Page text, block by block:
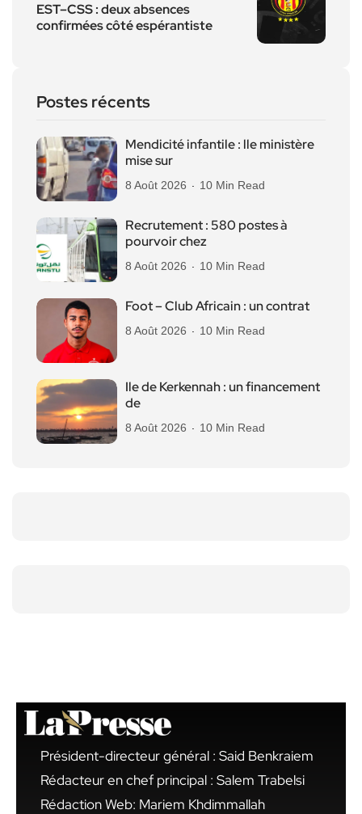
EST–CSS : deux absences
confirmées côté espérantiste
Postes récents
Mendicité infantile : lle ministère
mise sur
8 Août 2026 10 Min Read
Recrutement : 580 postes à
pourvoir chez
8 Août 2026 10 Min Read
Foot – Club Africain : un contrat
8 Août 2026 10 Min Read
Ile de Kerkennah : un financement
de
8 Août 2026 10 Min Read
Président-directeur général : Said Benkraiem
Rédacteur en chef principal : Salem Trabelsi
Rédaction Web: Mariem Khdimmallah